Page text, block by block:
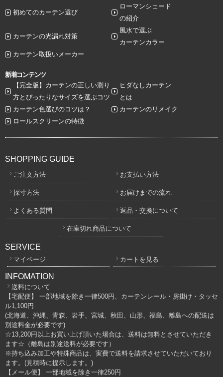
初めてのカーテン選び
ローマンシェード
の紹介
カーテンの光漏れ対策
風水で選ぶ
カーテンカラー
カーテン取扱いメーカー
新着コンテンツ
【完全版】カーテンの正しい測り
方とぴったりなサイズを選ぶコツ
ヒダなしカーテン
とは
カーテン色選びのコツは？
カーテンのリメイク
ロールスクリーンの特徴
SHOPPING GUIDE
ご注文方法 お支払い方法
採寸方法 お届けまでの流れ
よくある質問 返品・交換について
在庫切れ商品について
SERVICE
マイページ カートを見る
INFOMATION
送料について
【宅配便】 一部地域を除き一律500円、カーテンレール・房掛け・タッセ
ル1,100円
(北海道、沖縄、青森、岩手、宮城、秋田、山形、福島、離島への配送は
別途料金が必要です)
☆13,200円以上お買い上げ頂いた場合は、送料は無料とさせていただき
ます☆（離島は別途送料が必要です）
※持ち込み加工や特殊商品は、実費で送料を請求させていただいており
ます。(見積時に提示します。)
【メール便】 一部地域を除き一律250円